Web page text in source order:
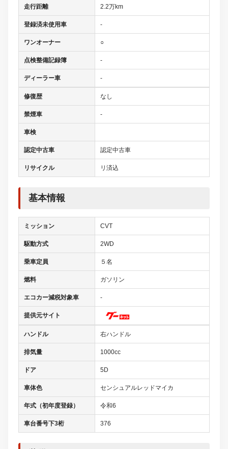
走行距離 2.2万km
登録済未使用車 -
ワンオーナー ○
点検整備記録簿 -
ディーラー車 -
修復歴 なし
禁煙車 -
車検
認定中古車 認定中古車
リサイクル リ済込
基本情報
ミッション CVT
駆動方式 2WD
乗車定員 ５名
燃料 ガソリン
エコカー減税対象車 -
提供元サイト
ハンドル 右ハンドル
排気量 1000cc
ドア 5D
車体色 センシュアルレッドマイカ
年式（初年度登録） 令和6
車台番号下3桁 376